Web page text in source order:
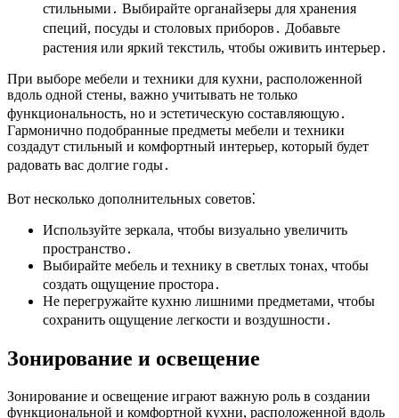
стильными․ Выбирайте органайзеры для хранения
специй, посуды и столовых приборов․ Добавьте
растения или яркий текстиль, чтобы оживить интерьер․
При выборе мебели и техники для кухни, расположенной
вдоль одной стены, важно учитывать не только
функциональность, но и эстетическую составляющую․
Гармонично подобранные предметы мебели и техники
создадут стильный и комфортный интерьер, который будет
радовать вас долгие годы․
Вот несколько дополнительных советов⁚
Используйте зеркала, чтобы визуально увеличить
пространство․
Выбирайте мебель и технику в светлых тонах, чтобы
создать ощущение простора․
Не перегружайте кухню лишними предметами, чтобы
сохранить ощущение легкости и воздушности․
Зонирование и освещение
Зонирование и освещение играют важную роль в создании
функциональной и комфортной кухни, расположенной вдоль